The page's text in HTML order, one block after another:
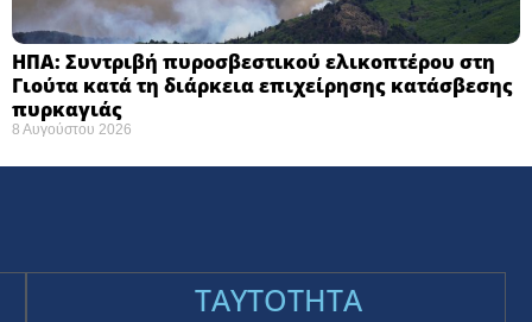
ΗΠΑ: Συντριβή πυροσβεστικού ελικοπτέρου στη
Γιούτα κατά τη διάρκεια επιχείρησης κατάσβεσης
πυρκαγιάς ​
8 Αυγούστου 2026
TAYTOTHTA